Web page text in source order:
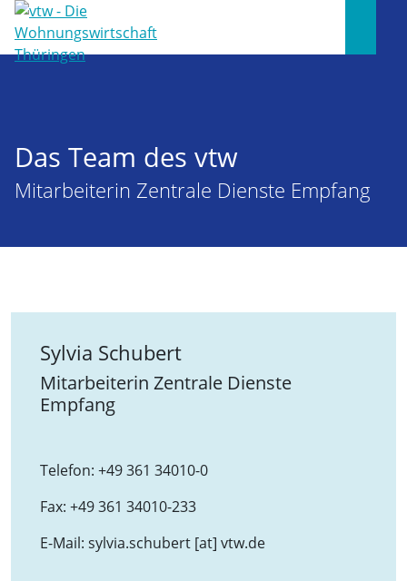
Das Team des vtw
Mitarbeiterin Zentrale Dienste Empfang
Sylvia Schubert
Mitarbeiterin Zentrale Dienste
Empfang
Telefon: +49 361 34010-0
Fax: +49 361 34010-233
E-Mail: sylvia.schubert [at] vtw.de